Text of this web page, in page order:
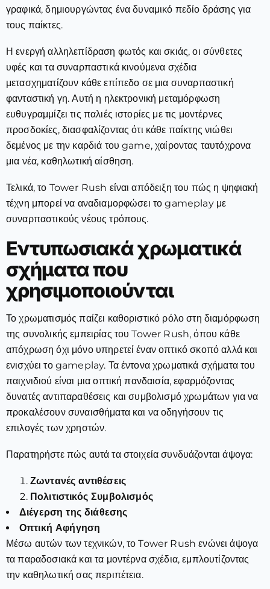
γραφικά, δημιουργώντας ένα δυναμικό πεδίο δράσης για
τους παίκτες.
Η ενεργή αλληλεπίδραση φωτός και σκιάς, οι σύνθετες
υφές και τα συναρπαστικά κινούμενα σχέδια
μετασχηματίζουν κάθε επίπεδο σε μια συναρπαστική
φανταστική γη. Αυτή η ηλεκτρονική μεταμόρφωση
ευθυγραμμίζει τις παλιές ιστορίες με τις μοντέρνες
προσδοκίες, διασφαλίζοντας ότι κάθε παίκτης νιώθει
δεμένος με την καρδιά του game, χαίροντας ταυτόχρονα
μια νέα, καθηλωτική αίσθηση.
Τελικά, το Tower Rush είναι απόδειξη του πώς η ψηφιακή
τέχνη μπορεί να αναδιαμορφώσει το gameplay με
συναρπαστικούς νέους τρόπους.
Εντυπωσιακά χρωματικά
σχήματα που
χρησιμοποιούνται
Το χρωματισμός παίζει καθοριστικό ρόλο στη διαμόρφωση
της συνολικής εμπειρίας του Tower Rush, όπου κάθε
απόχρωση όχι μόνο υπηρετεί έναν οπτικό σκοπό αλλά και
ενισχύει το gameplay. Τα έντονα χρωματικά σχήματα του
παιχνιδιού είναι μια οπτική πανδαισία, εφαρμόζοντας
δυνατές αντιπαραθέσεις και συμβολισμό χρωμάτων για να
προκαλέσουν συναισθήματα και να οδηγήσουν τις
επιλογές των χρηστών.
Παρατηρήστε πώς αυτά τα στοιχεία συνδυάζονται άψογα:
Ζωντανές αντιθέσεις
Πολιτιστικός Συμβολισμός
Διέγερση της διάθεσης
Οπτική Αφήγηση
Μέσω αυτών των τεχνικών, το Tower Rush ενώνει άψογα
τα παραδοσιακά και τα μοντέρνα σχέδια, εμπλουτίζοντας
την καθηλωτική σας περιπέτεια.